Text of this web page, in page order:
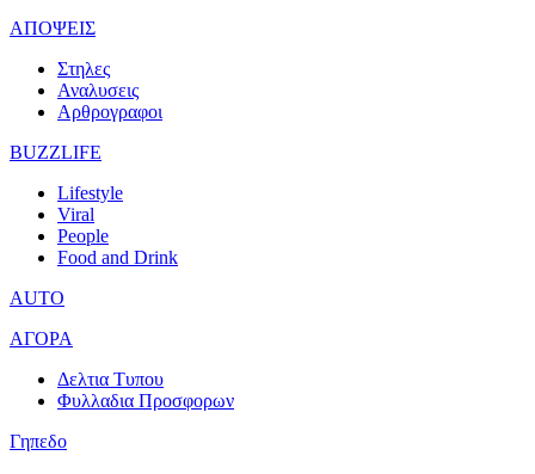
ΑΠΟΨΕΙΣ
Στηλες
Αναλυσεις
Αρθρογραφοι
BUZZLIFE
Lifestyle
Viral
People
Food and Drink
AUTO
ΑΓΟΡΑ
Δελτια Τυπου
Φυλλαδια Προσφορων
Γηπεδο